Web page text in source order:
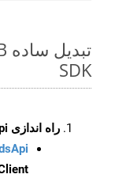
SDK
راه اندازی WordsApi و CellsApi